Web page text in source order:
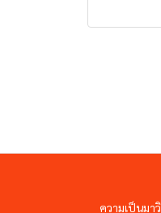
ความเป็นมา